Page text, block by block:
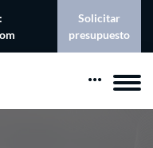
Solicitar
presupuesto